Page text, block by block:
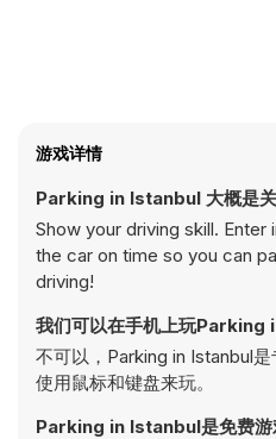
游戏详情
Parking in Istanbul 大概是关
Show your driving skill. Enter
the car on time so you can
driving!
我们可以在手机上玩Parking
不可以，Parking in Istanbul
使用鼠标和键盘来玩。
Parking in Istanbul是免费游